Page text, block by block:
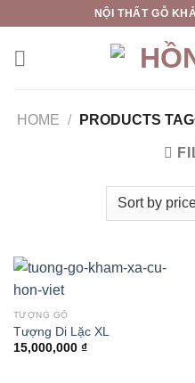
content
NỘI THẤT GỖ
HOME / PRODUCTS
TƯỢNG GỖ
Tượng Di Lặc XL
15,000,000 ₫